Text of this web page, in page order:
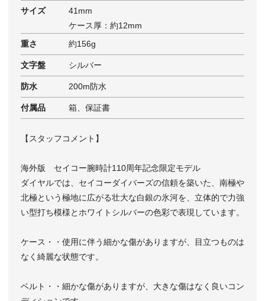
サイズ
41mm
ケース厚：約12mm
重さ
約156g
文字盤 シルバー
防水 200m防水
付属品 箱、保証書
【スタッフコメント】
海外版 セイコー腕時計110周年記念限定モデル
ダイヤルでは、セイコーダイバーズの信頼を築いた、南極や
北極という極地に広がる壮大な白銀の氷河を、立体的で力強
い型打ち模様とホワイトシルバーの色彩で表現しています。
ケース・・使用に伴う細かな傷がありますが、目立つものは
なく綺麗な状態です。
ベルト・・細かな傷がありますが、大きな傷はなく良いコン